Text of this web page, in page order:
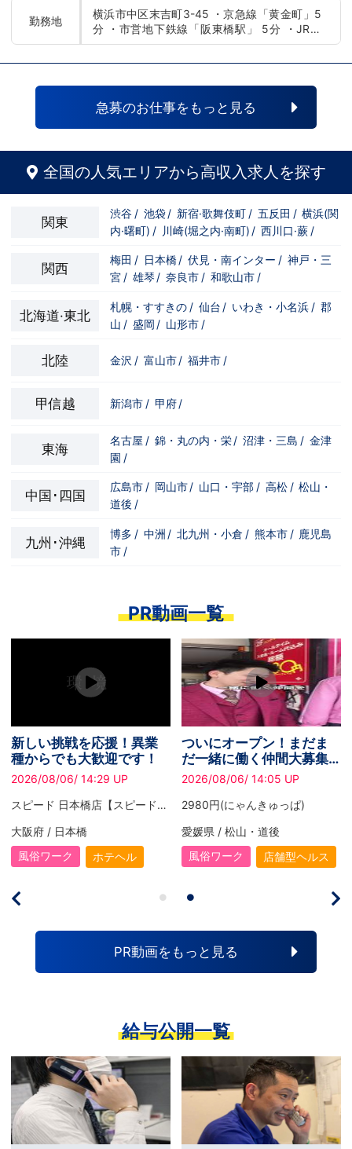
為にはどうしたらいいのか？を考えられる
上記のような方が当グループでは活躍の場
を広げています。他にも…・失敗しても諦
い！・環境を変えてチャレンジしたい！・
経験がないからダメという事は一切なく、
自分の将来のビジョンの為にこうしたい！
こうなりたい！と強い意志を持ってる方に
も平等にチャンスがある職場になっていま
す。今働いてる先輩方は、異業種から転職
してきた方が圧倒的に多いです。「ちょっ
と求めてる人物像と自分は違うかも…？」
と思う方もいると思います。ですが、よく
考えてください。全てが当てはまる人の方
が少ないと思います。ココは自分にも当て
はまる！で十分なんです。まずは応募し
さい。その後、私たちの想いを説明させて
いただきます。その話の中で共感できる
か/出来ないかだと思います。ご応募お待
方が当グループでは活躍の場を広げていま
す。他にも…・失敗しても諦めない！・と
にかくやる気だけは負けない！・環境を変
をあげたい！など。接客業経験がないから
ジョンの為にこうしたい！こうなりたい！
と強い意志を持ってる方にも平等にチャン
スがある職場になっています。その為、未
経験からの応募も大歓迎です。今働いてる
倒的に多いです。「ちょっと求めてる人物
像と自分は違うかも…？」と思う方もいる
と思います。ですが、よく考えてくださ
い。全てが当てはまる人の方が少ないと思
います。ココは自分にも当てはまる！で十
分なんです。まずは応募して、面接時にあ
なたの想いを聞かせてください。その後、
その話の中で共感できるか/出来ないかだ
と思います。ご応募お待ちしておりま
す！！
勤務地
横浜市中区末吉町3-45 ・京急線「黄金町」5
分 ・市営地下鉄線「阪東橋駅」 5分 ・JR線
「関内駅」15分
急募のお仕事をもっと見る
全国の人気エリアから高収入求人を探す
関東
渋谷 / 池袋 / 新宿·歌舞伎町 / 五反田 / 横浜(関
内·曙町) / 川崎(堀之内·南町) / 西川口·蕨 /
関西
梅田 / 日本橋 / 伏見・南インター / 神戸・三
宮 / 雄琴 / 奈良市 / 和歌山市 /
北海道·東北
札幌・すすきの / 仙台 / いわき・小名浜 / 郡
山 / 盛岡 / 山形市 /
北陸 金沢 / 富山市 / 福井市 /
甲信越 新潟市 / 甲府 /
東海
名古屋 / 錦・丸の内・栄 / 沼津・三島 / 金津
園 /
中国･四国
広島市 / 岡山市 / 山口・宇部 / 高松 / 松山・
道後 /
九州･沖縄
博多 / 中洲 / 北九州・小倉 / 熊本市 / 鹿児島
市 /
PR動画一覧
スピード 日本橋店【スピードグループ】
ついにオープン！まだま
だ一緒に働く仲間大募集
中です！
2026/08/06/ 14:05 UP
2980円(にゃんきゅっぱ)
愛媛県 / 松山・道後
風俗ワーク
店舗型ヘルス
ついにオープン！まだま
だ一緒に働く仲間大募集
中です！
2026/08/06/ 16:05 UP
2980円(にゃんきゅっぱ)
愛媛県 / 松山・道後
風俗ワーク
店舗型ヘルス
PR動画をもっと見る
給与公開一覧